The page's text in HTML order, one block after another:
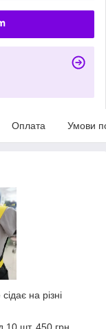
Оплата Умови
на різні